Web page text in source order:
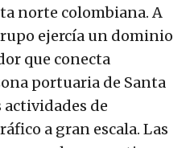
norte colombiana. A
ejercía un dominio
que conecta
portuaria de Santa
de
a gran escala. Las